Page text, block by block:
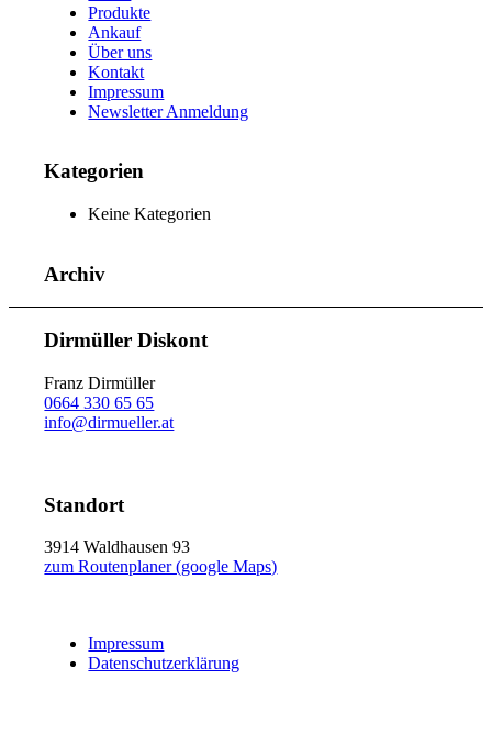
Produkte
Ankauf
Über uns
Kontakt
Impressum
Newsletter Anmeldung
Kategorien
Keine Kategorien
Archiv
Dirmüller Diskont
Franz Dirmüller
0664 330 65 65
info@dirmueller.at
Standort
3914 Waldhausen 93
zum Routenplaner (google Maps)
Impressum
Datenschutzerklärung